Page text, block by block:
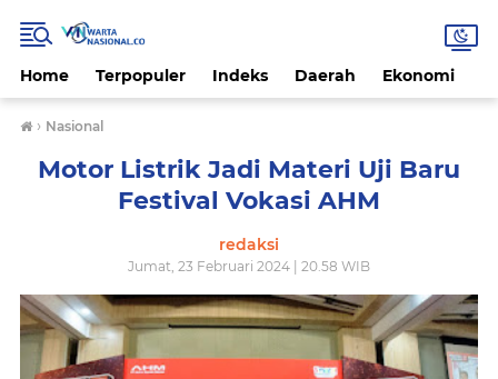
Home Terpopuler Indeks Daerah Ekonomi
› Nasional
Motor Listrik Jadi Materi Uji Baru
Festival Vokasi AHM
redaksi
Jumat, 23 Februari 2024 | 20.58 WIB